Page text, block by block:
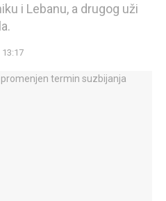
i Lebanu, a drugog uži
13:17